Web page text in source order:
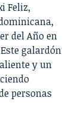
Feliz,
del Año en
galardón
y un
personas